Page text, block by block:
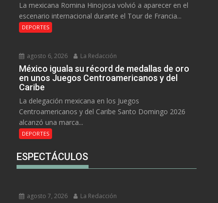
La mexicana Romina Hinojosa volvió a aparecer en el
escenario internacional durante el Tour de Francia...
DEPORTES
agosto 6, 2026 La Redacción
México iguala su récord de medallas de oro
en unos Juegos Centroamericanos y del
Caribe
La delegación mexicana en los Juegos
Centroamericanos y del Caribe Santo Domingo 2026
alcanzó una marca...
DEPORTES
ESPECTÁCULOS
agosto 7, 2026 La Redacción